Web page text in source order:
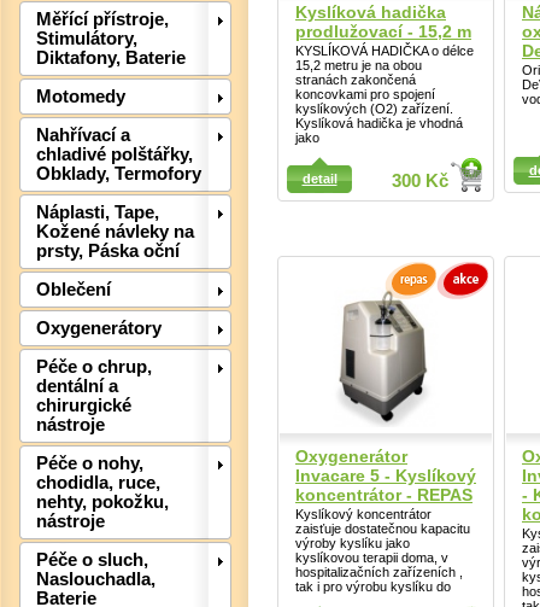
Měřící přístroje,
Stimulátory,
Diktafony, Baterie
Motomedy
Nahřívací a
chladivé polštářky,
Obklady, Termofory
Náplasti, Tape,
Kožené návleky na
prsty, Páska oční
Oblečení
Oxygenerátory
Péče o chrup,
dentální a
chirurgické
nástroje
Péče o nohy,
chodidla, ruce,
nehty, pokožku,
nástroje
Péče o sluch,
Naslouchadla,
Baterie
Kyslíková hadička
prodlužovací - 15,2 m
KYSLÍKOVÁ HADIČKA o délce
15,2 metru je na obou
stranách zakončená
koncovkami pro spojení
kyslíkových (O2) zařízení.
Kyslíková hadička je vhodná
jako
300 Kč
detail
Detail
Oxygenerátor
Invacare 5 - Kyslíkový
koncentrátor - REPAS
Kyslíkový koncentrátor
zaisťuje dostatečnou kapacitu
výroby kyslíku jako
kyslíkovou terapii doma, v
hospitalizačních zařízeních ,
tak i pro výrobu kyslíku do
-